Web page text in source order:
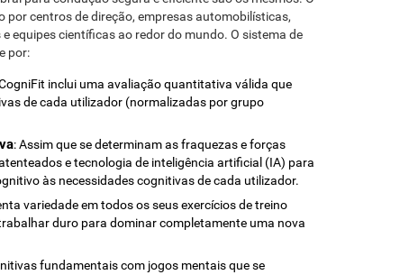
centros de direção, empresas automobilísticas,
equipes científicas ao redor do mundo. O sistema de
por:
inclui uma avaliação quantitativa válida que
de cada utilizador (normalizadas por grupo
: Assim que se determinam as fraquezas e forças
e tecnologia de inteligência artificial (IA) para
às necessidades cognitivas de cada utilizador.
variedade em todos os seus exercícios de treino
duro para dominar completamente uma nova
fundamentais com jogos mentais que se